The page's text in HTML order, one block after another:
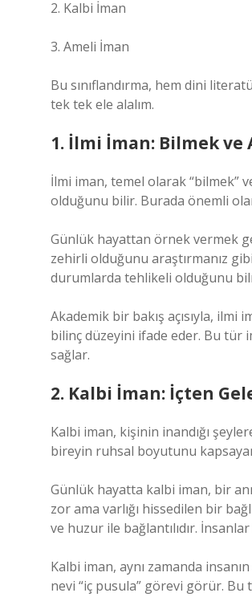
2. Kalbi İman
3. Ameli İman
Bu sınıflandırma, hem dini
tek tek ele alalım.
1. İlmi İman: Bilmek ve
İlmi iman, temel olarak “bilmek”
olduğunu bilir. Burada önemli
Günlük hayattan örnek vermek
zehirli olduğunu araştırmanız
durumlarda tehlikeli olduğunu
Akademik bir bakış açısıyla, ilmi
bilinç düzeyini ifade eder. Bu tür
sağlar.
2. Kalbi İman: İçten
Kalbi iman, kişinin inandığı
bireyin ruhsal boyutunu
Günlük hayatta kalbi iman, bir
zor ama varlığı hissedilen bir
ve huzur ile bağlantılıdır.
Kalbi iman, aynı zamanda
nevi “iç pusula” görevi görür.